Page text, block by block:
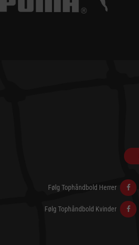
Følg Tophåndbold Herrer
Følg Tophåndbold Kvinder